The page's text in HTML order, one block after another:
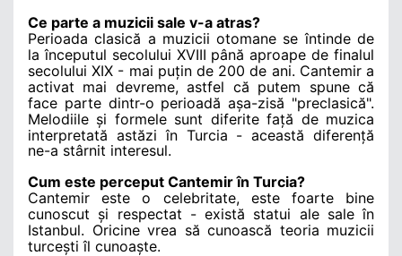
Ce parte a muzicii sale v-a atras?
Perioada clasică a muzicii otomane se întinde de
la începutul secolului XVIII până aproape de finalul
secolului XIX - mai puțin de 200 de ani. Cantemir a
activat mai devreme, astfel că putem spune că
face parte dintr-o perioadă așa-zisă "preclasică".
Melodiile și formele sunt diferite față de muzica
interpretată astăzi în Turcia - această diferență
ne-a stârnit interesul.
Cum este perceput Cantemir în Turcia?
Cantemir este o celebritate, este foarte bine
cunoscut și respectat - există statui ale sale în
Istanbul. Oricine vrea să cunoască teoria muzicii
turcești îl cunoaște.